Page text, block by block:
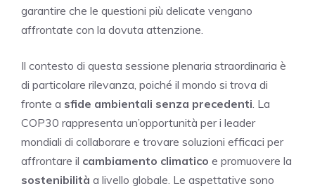
garantire che le questioni più delicate vengano
affrontate con la dovuta attenzione.
Il contesto di questa sessione plenaria straordinaria è
di particolare rilevanza, poiché il mondo si trova di
fronte a sfide ambientali senza precedenti. La
COP30 rappresenta un’opportunità per i leader
mondiali di collaborare e trovare soluzioni efficaci per
affrontare il cambiamento climatico e promuovere la
sostenibilità a livello globale. Le aspettative sono